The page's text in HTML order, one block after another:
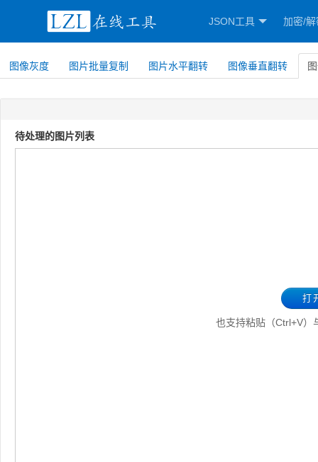
JSON工具 加密/解
图像灰度 图片批量复制 图片水平翻转 图像垂直翻转
待处理的图片列表
打
也支持粘贴（Ctrl+V）